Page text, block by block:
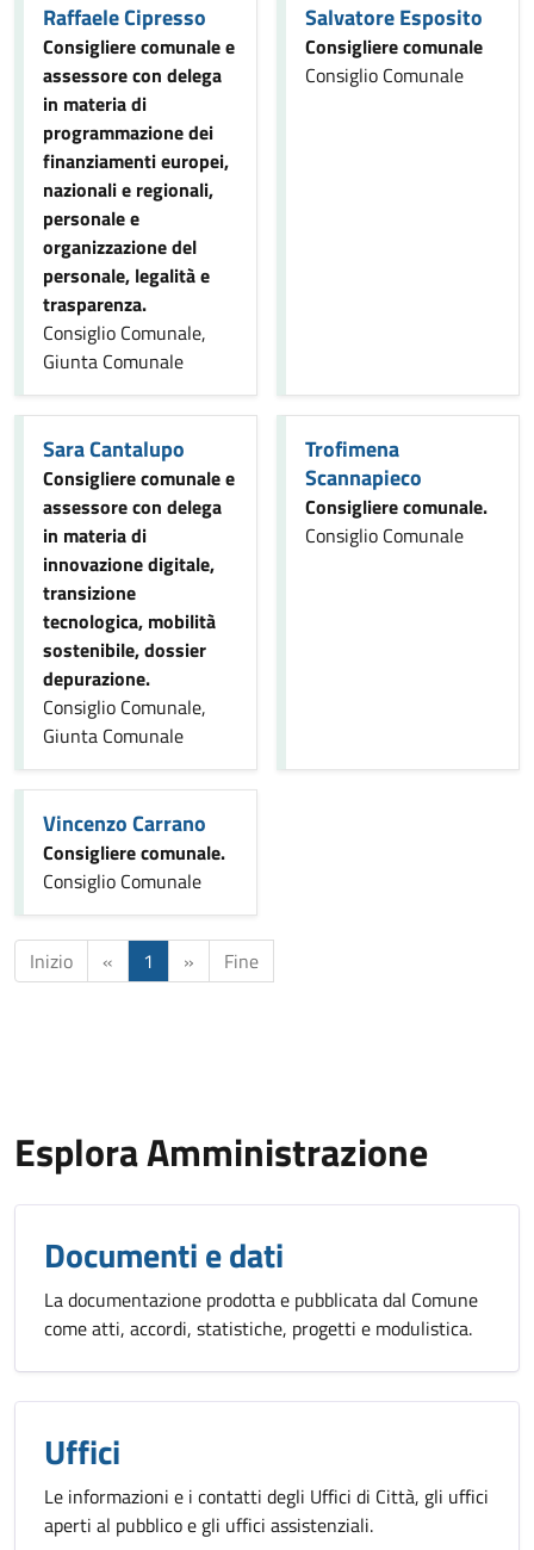
Raffaele Cipresso
Consigliere comunale e
assessore con delega
in materia di
programmazione dei
finanziamenti europei,
nazionali e regionali,
personale e
organizzazione del
personale, legalità e
trasparenza.
Consiglio Comunale,
Giunta Comunale
Salvatore Esposito
Consigliere comunale
Consiglio Comunale
Sara Cantalupo
Consigliere comunale e
assessore con delega
in materia di
innovazione digitale,
transizione
tecnologica, mobilità
sostenibile, dossier
depurazione.
Consiglio Comunale,
Giunta Comunale
Trofimena
Scannapieco
Consigliere comunale.
Consiglio Comunale
Vincenzo Carrano
Consigliere comunale.
Consiglio Comunale
Inizio « 1 » Fine
Esplora Amministrazione
Documenti e dati
La documentazione prodotta e pubblicata dal Comune
come atti, accordi, statistiche, progetti e modulistica.
Uffici
Le informazioni e i contatti degli Uffici di Città, gli uffici
aperti al pubblico e gli uffici assistenziali.